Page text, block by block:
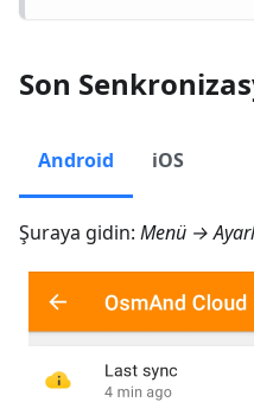
Son
Android iOS
Şuraya gidin: Menü →